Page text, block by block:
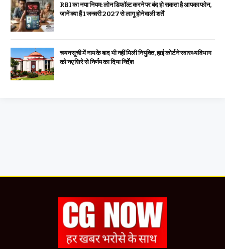
RBI का नया नियम: लोन डिफॉल्ट करने पर बंद हो सकता है आपका फोन,
जानें क्या हैं 1 जनवरी 2027 से लागू होने वाली शर्तें
चयन सूची में नाम के बाद भी नहीं मिली नियुक्ति, हाई कोर्ट ने स्वास्थ्य विभाग
को नए सिरे से निर्णय का दिया निर्देश